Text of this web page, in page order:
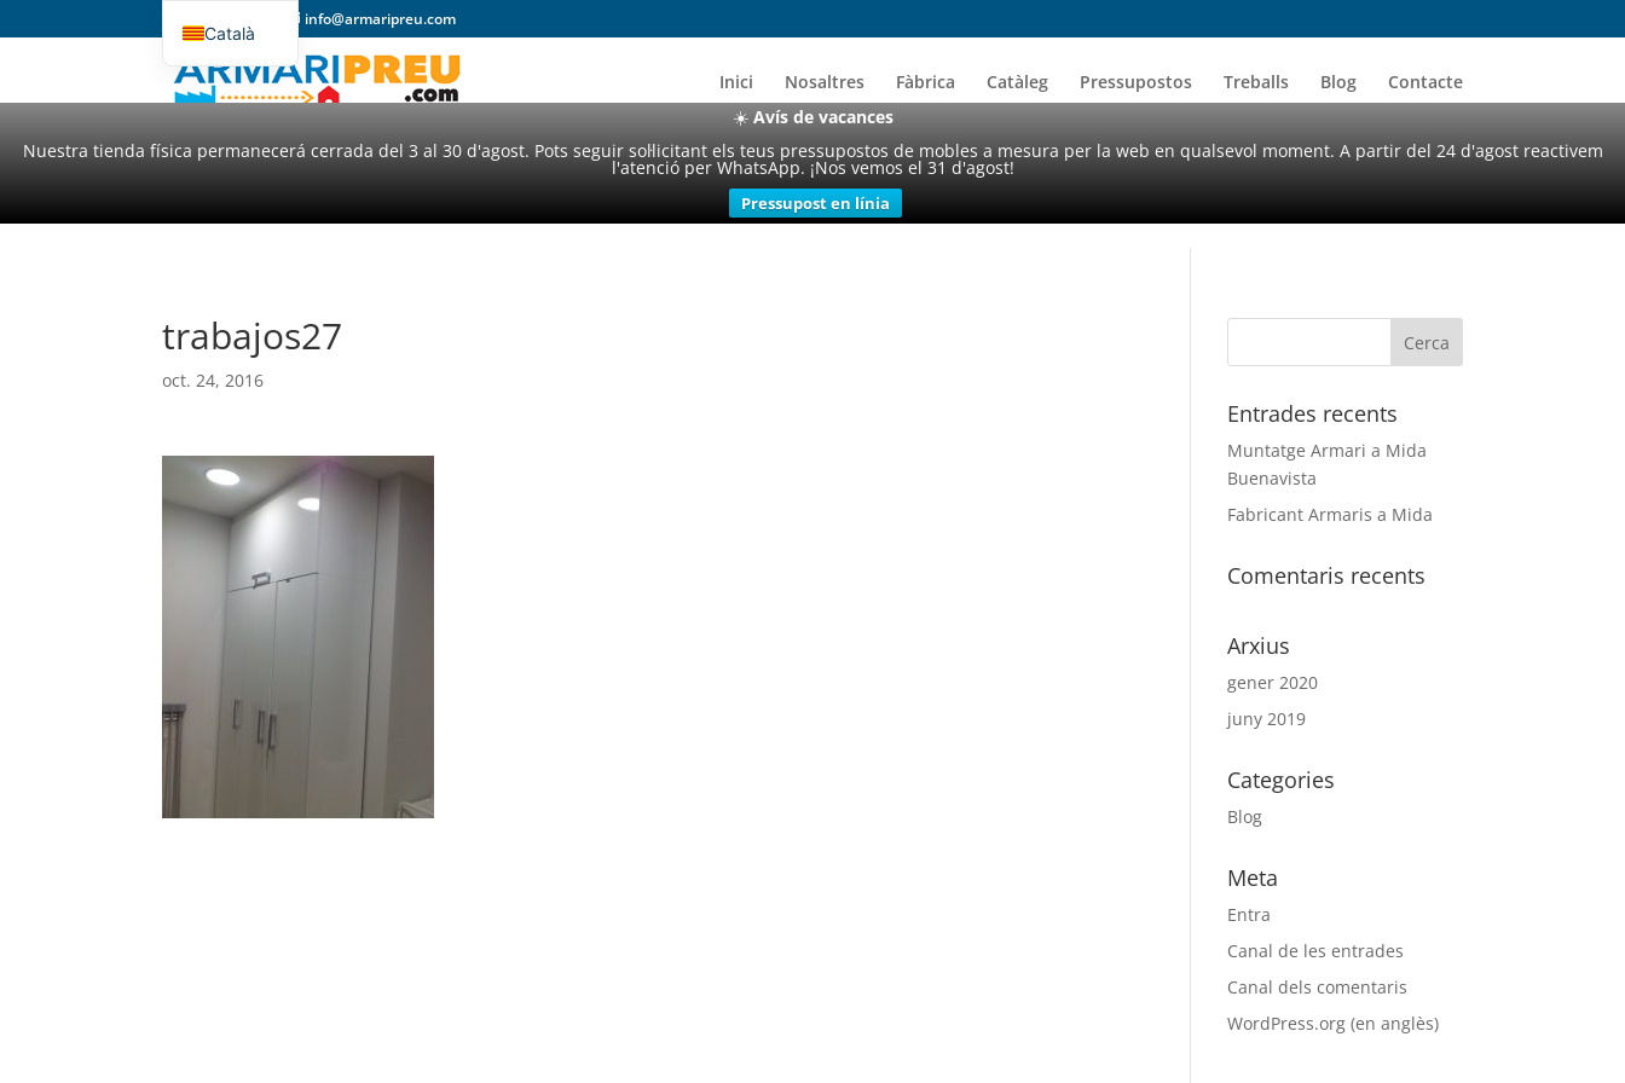
☀️ Avís de vacances
Nuestra tienda física permanecerá cerrada del 3 al 30 d'agost. Pots seguir sol·licitant els teus pressupostos de mobles a mesura per la web en qualsevol moment. A partir del 24 d'agost reactivem
l'atenció per WhatsApp. ¡Nos vemos el 31 d'agost!
Pressupost en línia
info@armaripreu.com
Inici Nosaltres Fàbrica Catàleg Pressupostos Treballs Blog Contacte
trabajos27
oct. 24, 2016
Entrades recents
Muntatge Armari a Mida
Buenavista
Fabricant Armaris a Mida
Comentaris recents
Arxius
gener 2020
juny 2019
Categories
Blog
Meta
Entra
Canal de les entrades
Canal dels comentaris
WordPress.org (en anglès)
Català
Español